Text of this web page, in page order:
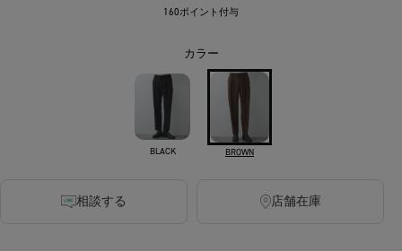
160ポイント付与
カラー
BLACK BROWN
相談する 店舗在庫